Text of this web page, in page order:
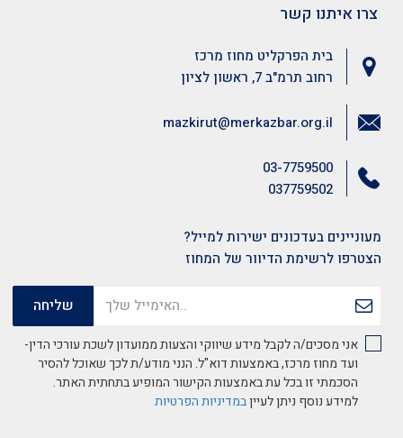
צרו איתנו קשר
בית הפרקליט מחוז מרכז
רחוב תרמ"ב 7, ראשון לציון
03-7759500
037759502
mazkirut@merkazbar.org.il
מעוניינים בעדכונים ישירות למייל?
הצטרפו לרשימת הדיוור של המחוז
אני מסכים/ה לקבל מידע שיווקי והצעות ממועדון לשכת עורכי הדין-
ועד מחוז מרכז, באמצעות דוא"ל. הנני מודע/ת לכך שאוכל להסיר
הסכמתי זו בכל עת באמצעות הקישור המופיע בתחתית האתר.
למידע נוסף ניתן לעייןבמדיניות הפרטיות